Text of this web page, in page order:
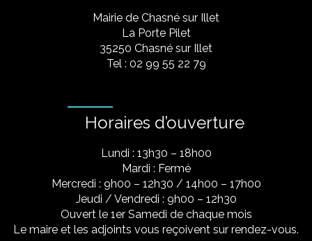
Mairie de Chasné sur Illet
La Porte Pilet
35250 Chasné sur Illet
Tel : 02 99 55 22 79
Horaires d’ouverture
Lundi : 13h30 – 18h00
Mardi : Fermé
Mercredi : 9h00 – 12h30 / 14h00 – 17h00
Jeudi / Vendredi : 9h00 – 12h30
Ouvert le 1er Samedi de chaque mois
Le maire et les adjoints vous reçoivent sur rendez-vous.